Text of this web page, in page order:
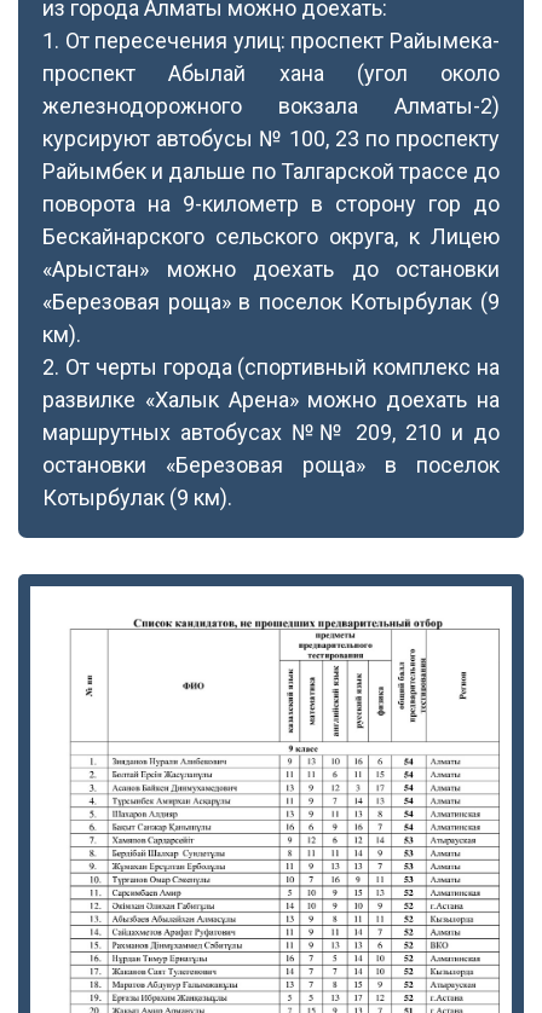
из города Алматы можно доехать:
1. От пересечения улиц: проспект Райымека-
проспект Абылай хана (угол около
железнодорожного вокзала Алматы-2)
курсируют автобусы № 100, 23 по проспекту
Райымбек и дальше по Талгарской трассе до
поворота на 9-километр в сторону гор до
Бескайнарского сельского округа, к Лицею
«Арыстан» можно доехать до остановки
«Березовая роща» в поселок Котырбулак (9
км).
2. От черты города (спортивный комплекс на
развилке «Халык Арена» можно доехать на
маршрутных автобусах №№ 209, 210 и до
остановки «Березовая роща» в поселок
Котырбулак (9 км).